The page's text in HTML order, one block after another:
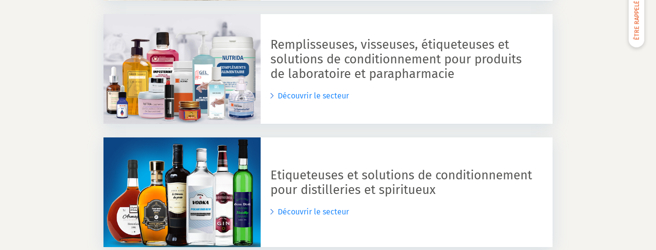
ÊTRE RAPPELÉ
Remplisseuses, visseuses, étiqueteuses et
solutions de conditionnement pour produits
de laboratoire et parapharmacie
Découvrir le secteur
Etiqueteuses et solutions de conditionnement
pour distilleries et spiritueux
Découvrir le secteur